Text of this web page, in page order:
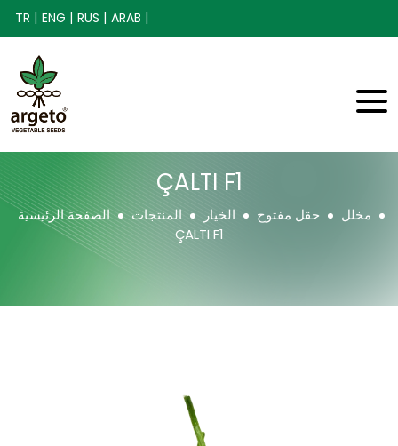
TR | ENG | RUS | ARAB |
ÇALTI F1
الصفحة الرئيسية المنتجات الخيار حقل مفتوح
مخلل
ÇALTI F1